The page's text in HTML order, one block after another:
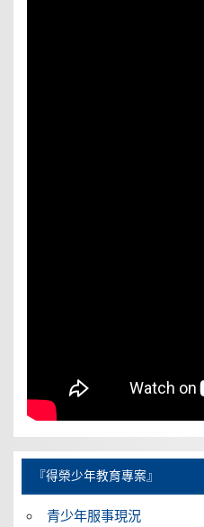
『得榮少年教育專案』
青少年服事現況